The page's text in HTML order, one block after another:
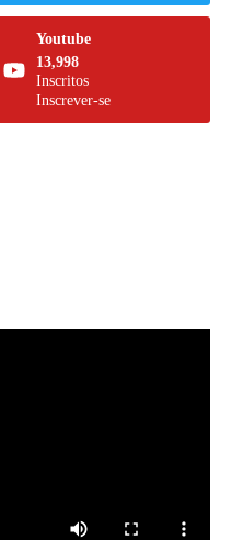
Youtube
13,998
Inscritos
Inscrever-se